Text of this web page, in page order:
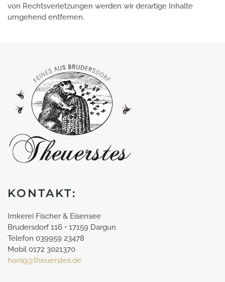
von Rechtsverletzungen werden wir derartige Inhalte
umgehend entfernen.
KONTAKT:
Imkerei Fischer & Eisensee
Brudersdorf 116 • 17159 Dargun
Telefon 039959 23478
Mobil 0172 3021370
honig@theuerstes.de